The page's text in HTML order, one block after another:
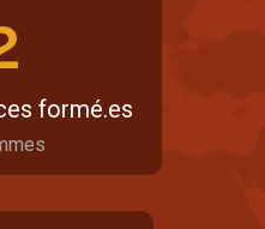
formé.es